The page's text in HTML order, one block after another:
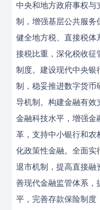
中央和地方政府事权与
制，增强基层公共服务
健全地方税、直接税体
接税比重，深化税收征
制度。建设现代中央银
制，稳妥推进数字货币
导机制。构建金融有效
金融科技水平，增强金
革，支持中小银行和农
化政策性金融。全面实
退市机制，提高直接融
善现代金融监管体系，
平，完善存款保险制度